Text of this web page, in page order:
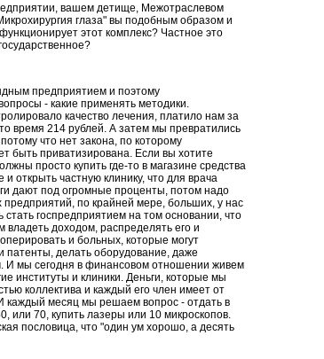
вашем детище, Межотраслевом
глаза" вы подобным образом и
этот комплекс? Частное это
предприятием и поэтому
- какие применять методики.
качество лечения, платило нам за
время 214 рублей. А затем мы превратились
что нет закона, по которому
быть приватизирована. Если вы хотите
просто купить где-то в магазине средства
открыть частную клинику, что для врача
дают под огромные проценты, потом надо
предприятий, по крайней мере, больших, у нас
госпредприятием на том основании, что
владеть доходом, распределять его и
и больных, которые могут
патенты, делать оборудование, даже
И мы сегодня в финансовом отношении живем
институты и клиники. Деньги, которые мы
коллектива и каждый его член имеет от
каждый месяц мы решаем вопрос - отдать в
или 70, купить лазеры или 10 микроскопов.
пословица, что "один ум хорошо, а десять